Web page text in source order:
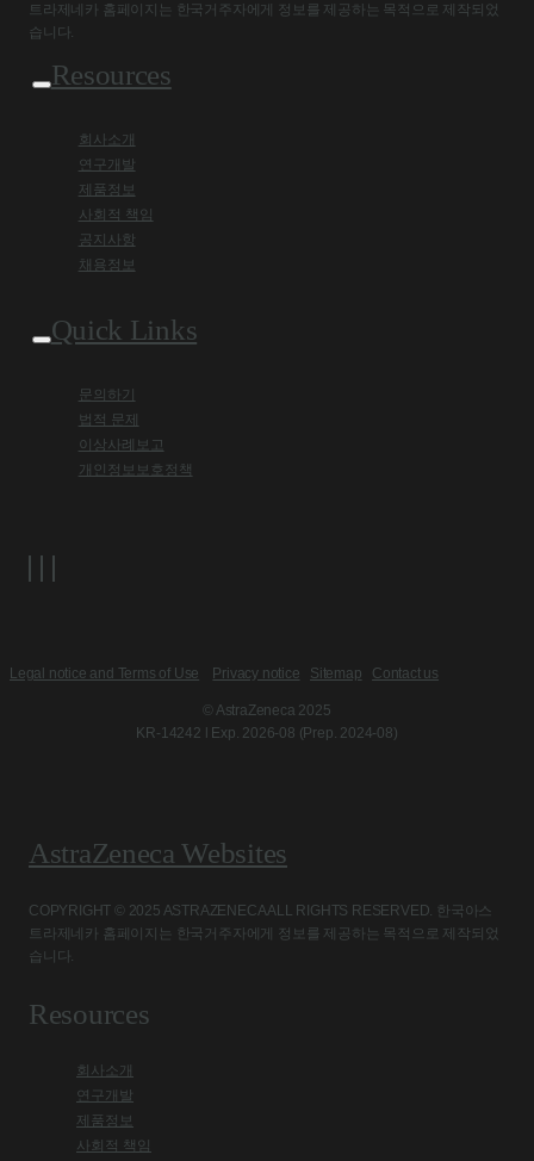
트라제네카 홈페이지는 한국거주자에게 정보를 제공하는 목적으로 제작되었
습니다.
Resources
회사소개
연구개발
제품정보
사회적 책임
공지사항
채용정보
Quick Links
문의하기
법적 문제
이상사례보고
개인정보보호정책
Legal notice and Terms of Use Privacy notice Sitemap Contact us
© AstraZeneca 2025
KR-14242 l Exp. 2026-08 (Prep. 2024-08)
AstraZeneca Websites
COPYRIGHT © 2025 ASTRAZENECA ALL RIGHTS RESERVED. 한국아스
트라제네카 홈페이지는 한국거주자에게 정보를 제공하는 목적으로 제작되었
습니다.
Resources
회사소개
연구개발
제품정보
사회적 책임